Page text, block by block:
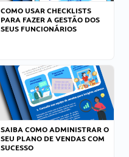
COMO USAR CHECKLISTS
PARA FAZER A GESTÃO DOS
SEUS FUNCIONÁRIOS
SAIBA COMO ADMINISTRAR O
SEU PLANO DE VENDAS COM
SUCESSO